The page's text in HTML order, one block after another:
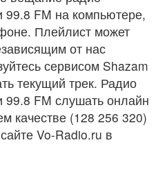
FM на компьютере,
Плейлист может
от нас
сервисом Shazam
текущий трек. Радио
FM слушать онлайн
качестве (128 256 320)
Vo-Radio.ru в